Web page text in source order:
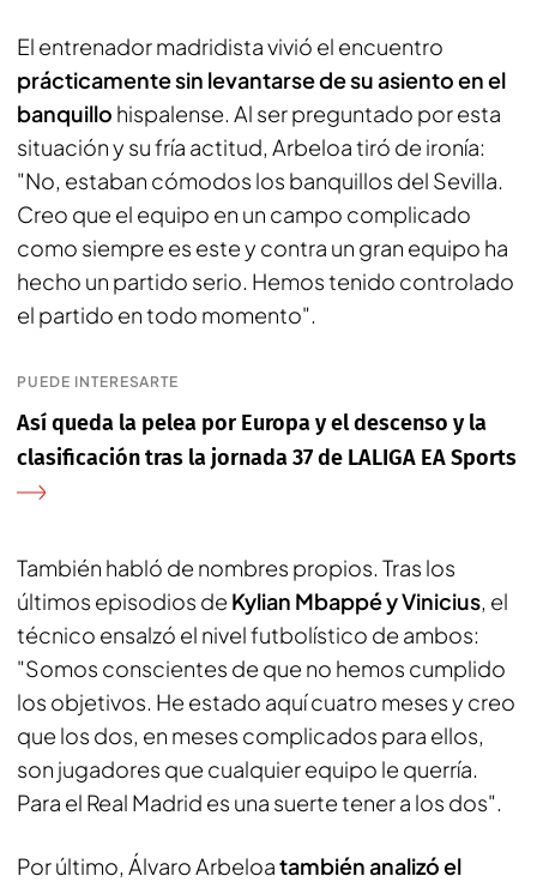
El entrenador madridista vivió el encuentro
prácticamente sin levantarse de su asiento en el
banquillo hispalense. Al ser preguntado por esta
situación y su fría actitud, Arbeloa tiró de ironía:
"No, estaban cómodos los banquillos del Sevilla.
Creo que el equipo en un campo complicado
como siempre es este y contra un gran equipo ha
hecho un partido serio. Hemos tenido controlado
el partido en todo momento".
PUEDE INTERESARTE
Así queda la pelea por Europa y el descenso y la
clasificación tras la jornada 37 de LALIGA EA Sports
También habló de nombres propios. Tras los
últimos episodios de Kylian Mbappé y Vinicius, el
técnico ensalzó el nivel futbolístico de ambos:
"Somos conscientes de que no hemos cumplido
los objetivos. He estado aquí cuatro meses y creo
que los dos, en meses complicados para ellos,
son jugadores que cualquier equipo le querría.
Para el Real Madrid es una suerte tener a los dos".
Por último, Álvaro Arbeloatambién analizó el